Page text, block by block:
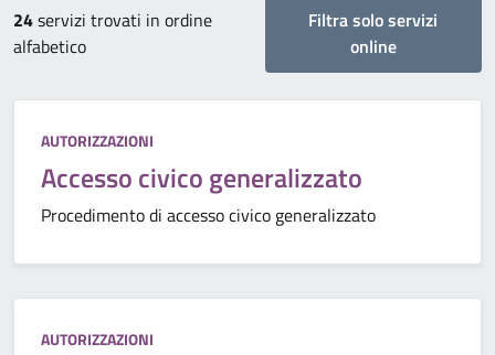
24servizi trovati in ordine
alfabetico
Filtra solo servizi
online
Categoria:
AUTORIZZAZIONI
Accesso civico generalizzato
Procedimento di accesso civico generalizzato
Categoria:
AUTORIZZAZIONI